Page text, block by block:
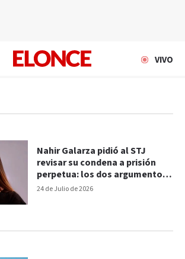
VIVO
24 de Julio de 2026
Nahir Galarza pidió al STJ
revisar su condena a prisión
perpetua: los dos argumentos
de la nueva defensa